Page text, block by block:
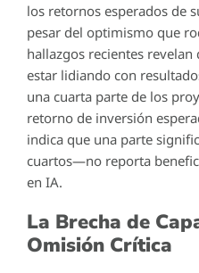
los retornos esperados de
pesar del optimismo que
hallazgos recientes
estar lidiando con
una cuarta parte de los
retorno de inversión
indica que una parte
cuartos—no reporta
en IA.
La Brecha de
Omisión Crítica